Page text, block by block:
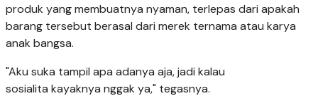
produk yang membuatnya nyaman, terlepas dari apakah
barang tersebut berasal dari merek ternama atau karya
anak bangsa.
"Aku suka tampil apa adanya aja, jadi kalau
sosialita kayaknya nggak ya," tegasnya.